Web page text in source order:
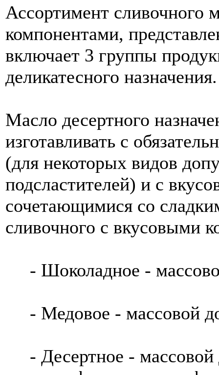
Ассортимент сливочного
компонентами,
включает 3 группы
деликатесного назначения.
Масло десертного
изготавливать с
(для некоторых видов
подсластителей) и с
сочетающимися со
сливочного с вкусовыми
- Шоколадное -
- Медовое - массовой
- Десертное - массовой